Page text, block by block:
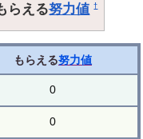
らえる努力値 †
もらえる努力値
0
0